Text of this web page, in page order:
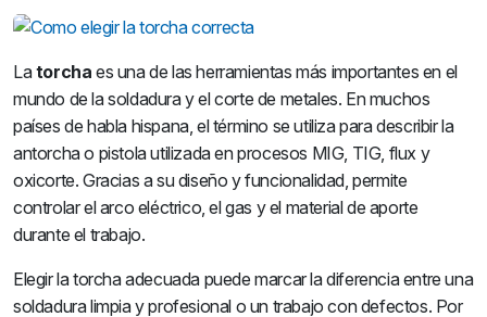
Latorcha es una de las herramientas más importantes en el
mundo de la soldadura y el corte de metales. En muchos
países de habla hispana, el término se utiliza para describir la
antorcha o pistola utilizada en procesos MIG, TIG, flux y
oxicorte. Gracias a su diseño y funcionalidad, permite
controlar el arco eléctrico, el gas y el material de aporte
durante el trabajo.
Elegir la torcha adecuada puede marcar la diferencia entre una
soldadura limpia y profesional o un trabajo con defectos. Por